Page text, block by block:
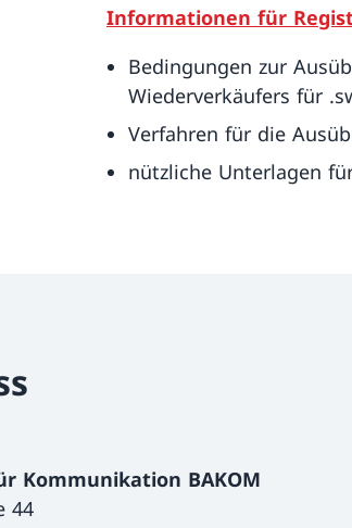
Informationen für
Bedingungen zur
Wiederverkäufers für
Verfahren für die
nützliche Unterlagen
Kommunikation BAKOM
44